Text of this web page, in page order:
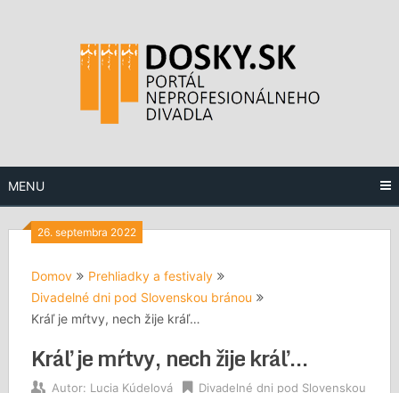
MENU
26. septembra 2022
Domov
Prehliadky a festivaly
Divadelné dni pod Slovenskou bránou
Kráľ je mŕtvy, nech žije kráľ…
Kráľ je mŕtvy, nech žije kráľ…
Autor: Lucia Kúdelová
Divadelné dni pod Slovenskou